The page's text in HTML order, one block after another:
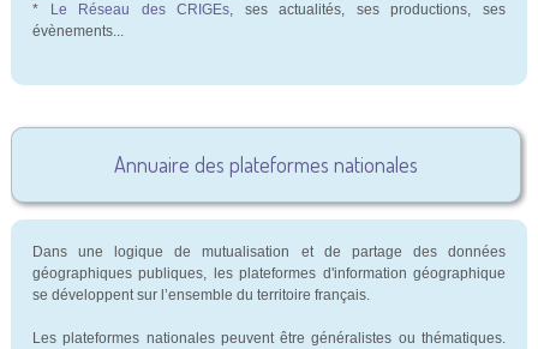
*
Le Réseau des CRIGEs, ses actualités, ses productions, ses
évènements...
Annuaire des plateformes nationales
Dans une logique de mutualisation et de partage des données
géographiques publiques, les plateformes d'information géographique
se développent sur l’ensemble du territoire français.
Les plateformes nationales peuvent être généralistes ou thématiques.